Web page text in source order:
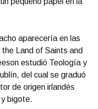
aparecería en las
Land of Saints and
estudió Teología y
del cual se graduó
de origen irlandés
y bigote.